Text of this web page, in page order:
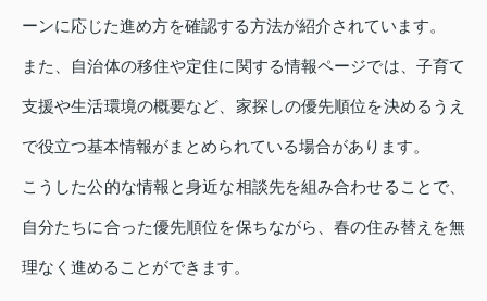
ーンに応じた進め方を確認する方法が紹介されています。
また、自治体の移住や定住に関する情報ページでは、子育て
支援や生活環境の概要など、家探しの優先順位を決めるうえ
で役立つ基本情報がまとめられている場合があります。
こうした公的な情報と身近な相談先を組み合わせることで、
自分たちに合った優先順位を保ちながら、春の住み替えを無
理なく進めることができます。